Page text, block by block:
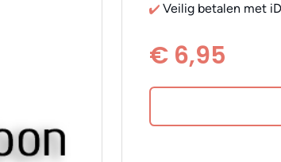
Veilig betalen met
€ 6,95